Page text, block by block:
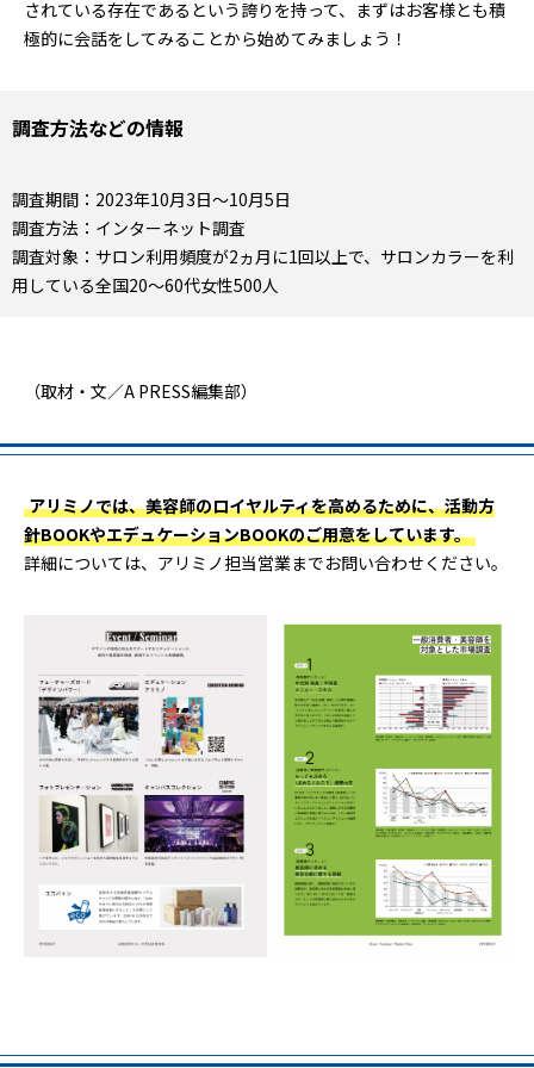
されている存在であるという誇りを持って、まずはお客様とも積
極的に会話をしてみることから始めてみましょう！
調査方法などの情報
調査期間：2023年10月3日〜10月5日
調査方法：インターネット調査
調査対象：サロン利用頻度が2ヵ月に1回以上で、サロンカラーを利
用している全国20～60代女性500人
（取材・文／A PRESS編集部）
アリミノでは、美容師のロイヤルティを高めるために、活動方
針BOOKやエデュケーションBOOKのご用意をしています。
詳細については、アリミノ担当営業までお問い合わせください。